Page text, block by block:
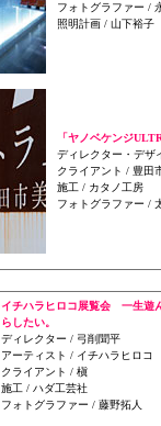
フォトグラファー /
照明計画 / 山下裕子
「ヤノベケンジ
ディレクター・デザ
クライアント / 豊田
施工 / カタノ工房
フォトグラファー /
イチハラヒロコ展覧会 一生遊
らしたい。
ディレクター / 弓削聞平
アーティスト / イチハラヒロコ
クライアント / 槇
施工 / ハダ工芸社
フォトグラファー / 藤野拓人